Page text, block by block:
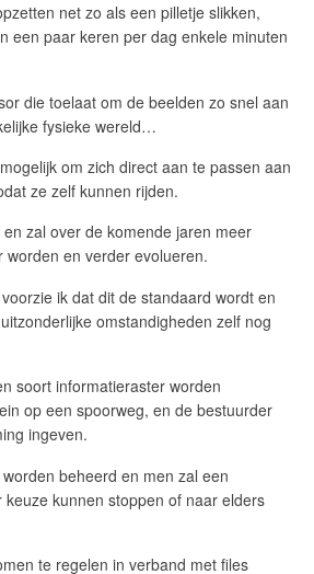
net zo als een pilletje slikken,
een paar keren per dag enkele minuten
die toelaat om de beelden zo snel aan
fysieke wereld…
om zich direct aan te passen aan
ze zelf kunnen rijden.
zal over de komende jaren meer
worden en verder evolueren.
ik dat dit de standaard wordt en
omstandigheden zelf nog
soort informatieraster worden
op een spoorweg, en de bestuurder
ingeven.
beheerd en men zal een
kunnen stoppen of naar elders
te regelen in verband met files